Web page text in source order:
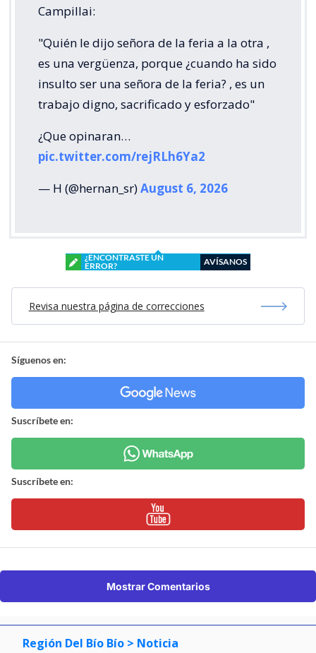
Campillai:
"Quién le dijo señora de la feria a la otra ,
es una vergüenza, porque ¿cuando ha sido
insulto ser una señora de la feria? , es un
trabajo digno, sacrificado y esforzado"
¿Que opinaran…
pic.twitter.com/rejRLh6Ya2
— H (@hernan_sr)August 6, 2026
¿ENCONTRASTE UN
ERROR?
AVÍSANOS
Revisa nuestra página de correcciones
Síguenos en:
Suscríbete en:
Suscríbete en:
Mostrar Comentarios
Región Del Bío Bío > Noticia